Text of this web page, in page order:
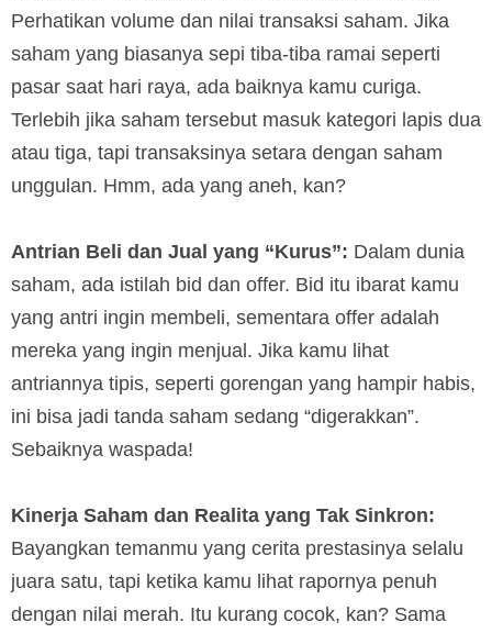
Perhatikan volume dan nilai transaksi saham. Jika
saham yang biasanya sepi tiba-tiba ramai seperti
pasar saat hari raya, ada baiknya kamu curiga.
Terlebih jika saham tersebut masuk kategori lapis dua
atau tiga, tapi transaksinya setara dengan saham
unggulan. Hmm, ada yang aneh, kan?
Antrian Beli dan Jual yang “Kurus”: Dalam dunia
saham, ada istilah bid dan offer. Bid itu ibarat kamu
yang antri ingin membeli, sementara offer adalah
mereka yang ingin menjual. Jika kamu lihat
antriannya tipis, seperti gorengan yang hampir habis,
ini bisa jadi tanda saham sedang “digerakkan”.
Sebaiknya waspada!
Kinerja Saham dan Realita yang Tak Sinkron:
Bayangkan temanmu yang cerita prestasinya selalu
juara satu, tapi ketika kamu lihat rapornya penuh
dengan nilai merah. Itu kurang cocok, kan? Sama